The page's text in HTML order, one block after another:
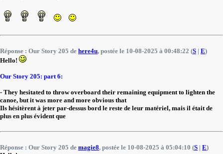
Réponse : Our Story 205 de here4u, postée le 10-08-2025 à 00:48:22 (S | E)
Hello!
Our Story 205: part 6:
- They hesitated to throw overboard their remaining equipment to lighten the
canoe, but it was more and more obvious that
Ils hésitèrent à jeter par-dessus bord le reste de leur matériel, mais il était de
plus en plus évident que
Réponse : Our Story 205 de magie8, postée le 10-08-2025 à 05:04:10 (S | E)